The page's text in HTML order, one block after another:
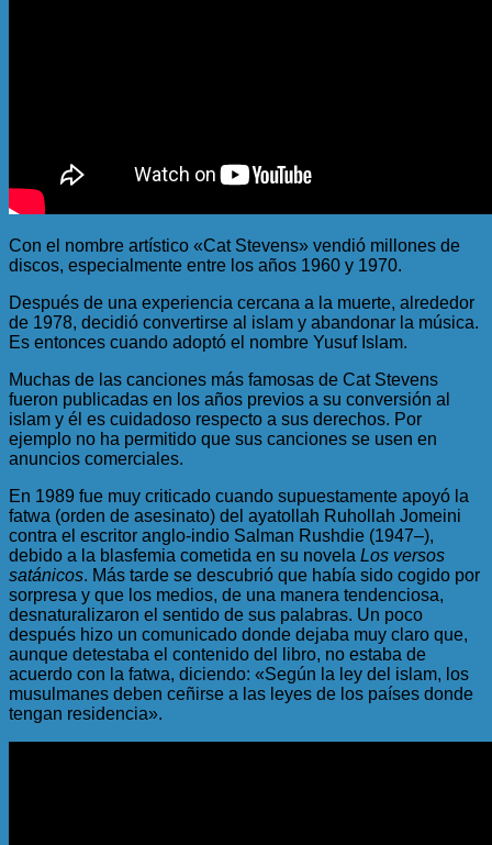
Con el nombre artístico «Cat Stevens» vendió millones de
discos, especialmente entre los años 1960 y 1970.
Después de una experiencia cercana a la muerte, alrededor
de 1978, decidió convertirse al islam y abandonar la música.
Es entonces cuando adoptó el nombre Yusuf Islam.
Muchas de las canciones más famosas de Cat Stevens
fueron publicadas en los años previos a su conversión al
islam y él es cuidadoso respecto a sus derechos. Por
ejemplo no ha permitido que sus canciones se usen en
anuncios comerciales.
En 1989 fue muy criticado cuando supuestamente apoyó la
fatwa (orden de asesinato) del ayatollah Ruhollah Jomeini
contra el escritor anglo-indio Salman Rushdie (1947–),
debido a la blasfemia cometida en su novela Los versos
satánicos. Más tarde se descubrió que había sido cogido por
sorpresa y que los medios, de una manera tendenciosa,
desnaturalizaron el sentido de sus palabras. Un poco
después hizo un comunicado donde dejaba muy claro que,
aunque detestaba el contenido del libro, no estaba de
acuerdo con la fatwa, diciendo: «Según la ley del islam, los
musulmanes deben ceñirse a las leyes de los países donde
tengan residencia».